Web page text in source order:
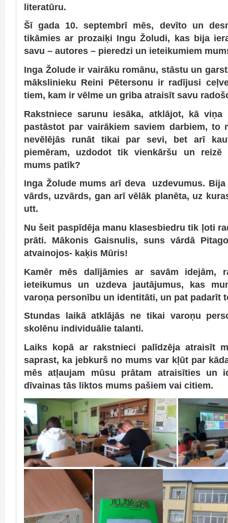
literatūru.
Šī gada 10. septembrī mēs, devīto un
tikāmies ar prozaiķi Ingu Žoludi, kas bija
savu – autores – pieredzi un ieteikumiem
Inga Žolude ir vairāku romānu, stāstu un
mākslinieku Reini Pētersonu ir radījusi
tiem, kam ir vēlme un griba atraisīt savu
Rakstniece sarunu iesāka, atklājot, kā
pastāstot par vairākiem saviem darbiem, to
nevēlējās runāt tikai par sevi, bet arī
piemēram, uzdodot tik vienkāršu un reizē
mums patīk?
Inga Žolude mums arī deva uzdevumus.
vārds, uzvārds, gan arī vēlāk planēta, uz
utt.
Nu šeit paspīdēja manu klasesbiedru tik ļoti
prāti. Mākonis Gaisnulis, suns vārdā
atvainojos- kaķis Mūris!
Kamēr mēs dalījāmies ar savām idejām,
ieteikumus un uzdeva jautājumus, kas
varoņa personību un identitāti, un pat padarīt
Stundas laikā atklājās ne tikai varoņu
skolēnu individuālie talanti.
Laiks kopā ar rakstnieci palīdzēja atraisīt
saprast, ka jebkurš no mums var kļūt par
mēs atļaujam mūsu prātam atraisīties un
dīvainas tās liktos mums pašiem vai citiem.